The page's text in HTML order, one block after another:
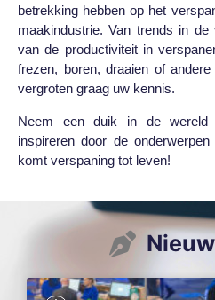
betrekking hebben op het
maakindustrie. Van trends in
van de productiviteit in
frezen, boren, draaien of
vergroten graag uw kennis.
Neem een duik in de
inspireren door de
komt verspaning tot leven!